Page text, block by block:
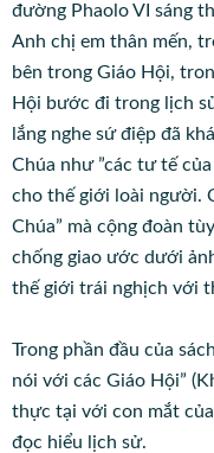
đường Phaolo VI sáng
Anh chị em thân mến,
bên trong Giáo Hội,
Hội bước đi trong lịch
lắng nghe sứ điệp đã
Chúa như ”các tư tế
cho thế giới loài người.
Chúa” mà cộng đoàn
chống giao ước dưới
thế giới trái nghịch với
Trong phần đầu của
nói với các Giáo Hội”
thực tại với con mắt
đọc hiểu lịch sử.